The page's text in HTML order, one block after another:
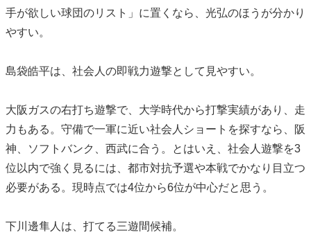
手が欲しい球団のリスト」に置くなら、光弘のほうが分かり
やすい。
島袋皓平は、社会人の即戦力遊撃として見やすい。
大阪ガスの右打ち遊撃で、大学時代から打撃実績があり、走
力もある。守備で一軍に近い社会人ショートを探すなら、阪
神、ソフトバンク、西武に合う。とはいえ、社会人遊撃を3
位以内で強く見るには、都市対抗予選や本戦でかなり目立つ
必要がある。現時点では4位から6位が中心だと思う。
下川邊隼人は、打てる三遊間候補。